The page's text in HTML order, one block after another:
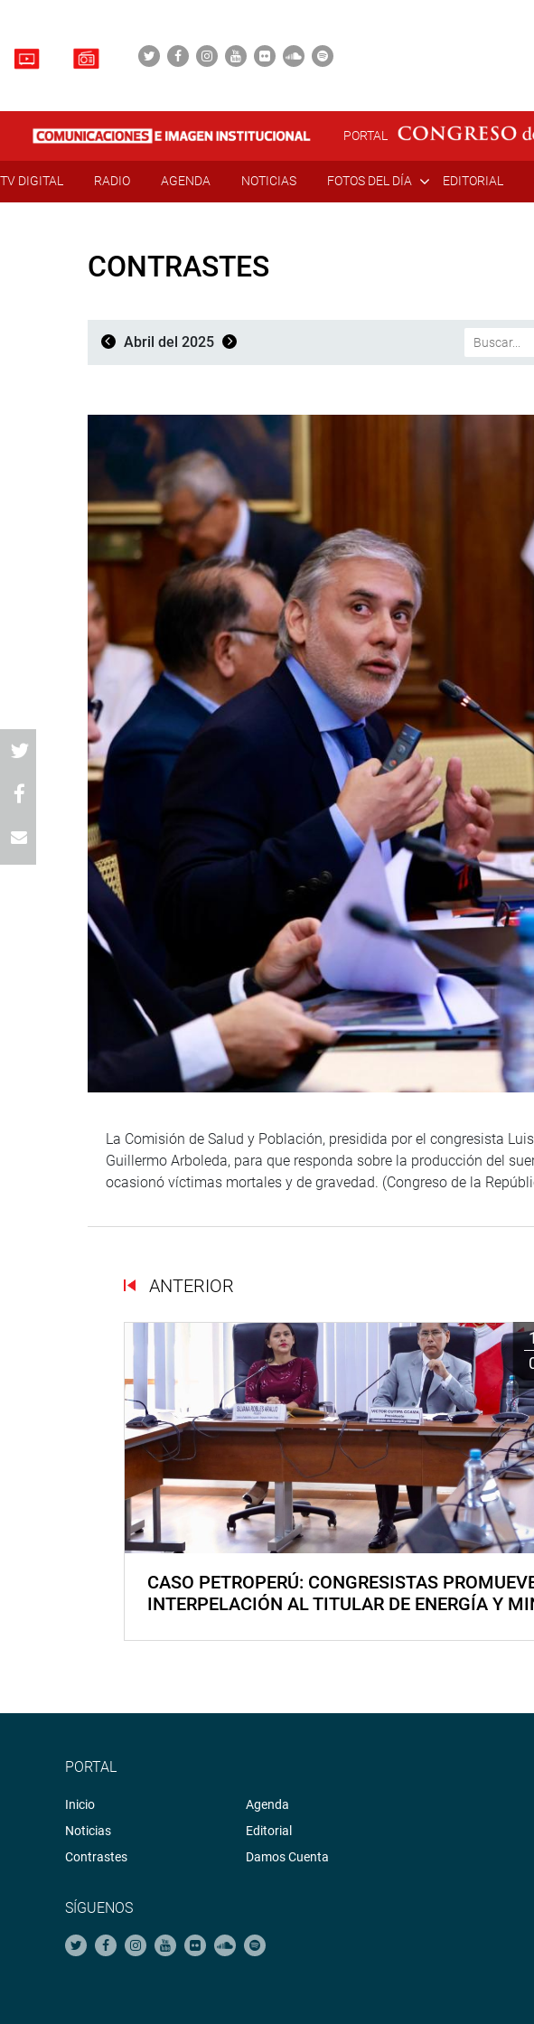
PORTAL
TV DIGITAL RADIO AGENDA NOTICIAS FOTOS DEL DÍA EDITORIAL
CONTRASTES
Abril del 2025
La Comisión de Salud y Población, presidida por el congresista
Guillermo Arboleda, para que responda sobre la producción del
ocasionó víctimas mortales y de gravedad. (Congreso de la
ANTERIOR
CASO PETROPERÚ: CONGRESISTAS
INTERPELACIÓN AL TITULAR DE ENERGÍA Y
PORTAL
Inicio
Noticias
Contrastes
Agenda
Editorial
Damos Cuenta
SÍGUENOS